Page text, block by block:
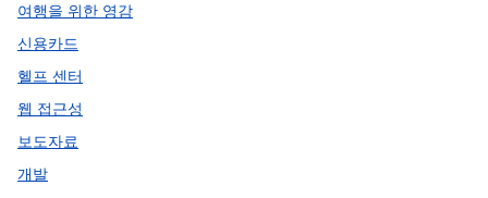
여행을 위한 영감
신용카드
헬프 센터
웹 접근성
보도자료
개발